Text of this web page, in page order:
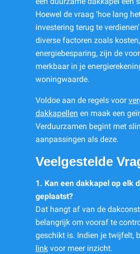
Hoewel de vraag 'hoe lang
investering terug te
diverse factoren zoals
energiebesparing, zijn de
merkbaar in je
woningwaarde.
Voldoe aan de regels voor
dakkapellen en maak een
Verduurzamen begint met
aanpassingen als deze.
Veelgestelde
1. Kan een dakkapel op elk
geplaatst?
Dat hangt af van de
belangrijk om vooraf te
geschikt is. Indien je twijfelt,
link voor meer inzicht.